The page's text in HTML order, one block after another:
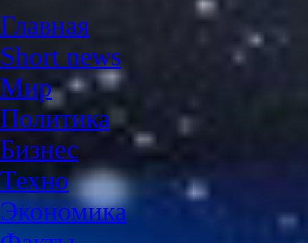
Главная
Short news
Мир
Политика
Бизнес
Техно
Экономика